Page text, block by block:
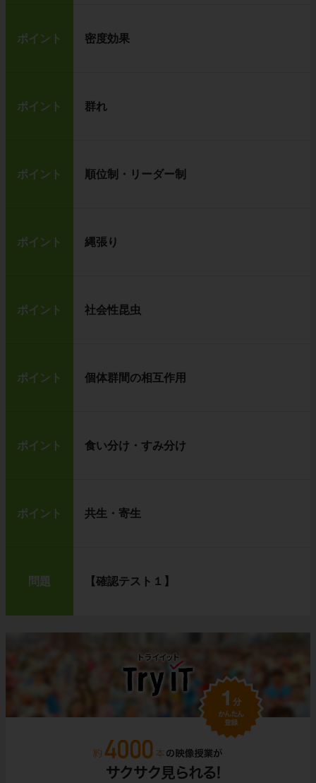
ポイント 密度効果
ポイント 群れ
ポイント 順位制・リーダー制
ポイント 縄張り
ポイント 社会性昆虫
ポイント 個体群間の相互作用
ポイント 食い分け・すみ分け
ポイント 共生・寄生
問題 【確認テスト１】